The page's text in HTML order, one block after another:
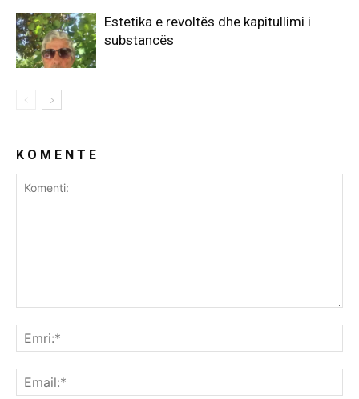
Estetika e revoltës dhe kapitullimi i
substancës
K O M E N T E